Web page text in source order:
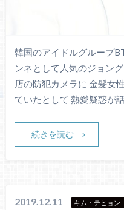
韓国のアイドルグループ
ンネとして人気のジョン
店の防犯カメラに 金髪女
ていたとして 熱愛疑惑が
続きを読む
2019.12.11 キム・テヒョン